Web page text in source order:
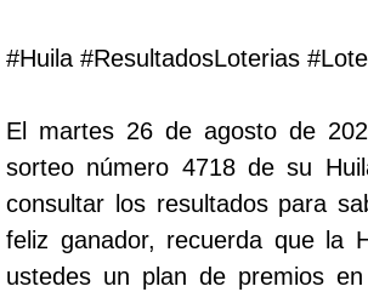
Astro Luna
Cafeterito Tarde
#Huila #ResultadosLoterias
El martes 26 de agosto de
sorteo número 4718 de su
consultar los resultados para
feliz ganador, recuerda que la
ustedes un plan de premios